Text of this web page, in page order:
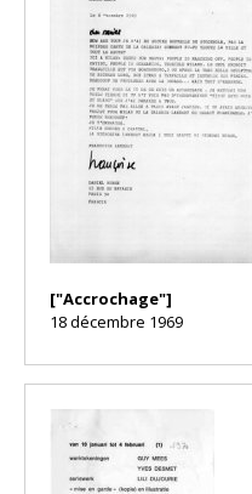
["Accrochage"]
18 décembre 1969